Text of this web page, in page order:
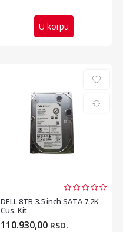
U korpu
DELL 8TB 3.5 inch SATA 7.2K
Cus. Kit
110.930,00 RSD.